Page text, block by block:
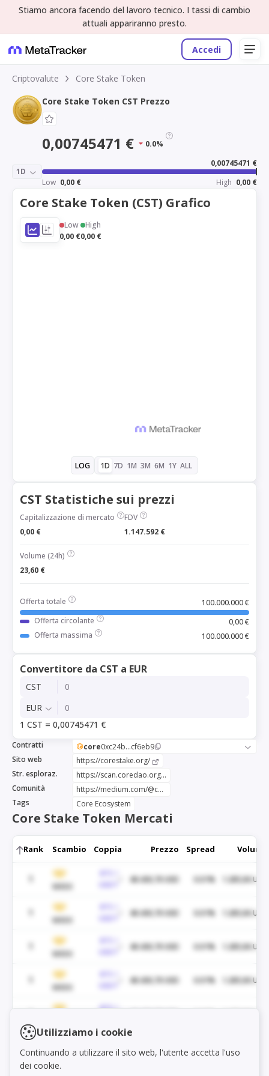
Stiamo ancora facendo del lavoro tecnico. I tassi di cambio
attuali appariranno presto.
Accedi
Utilizziamo i cookie
Continuando a utilizzare il sito web, l'utente accetta l'uso
dei cookie.
Criptovalute
Core Stake Token
Core Stake Token CST Prezzo
0,00745471 € 0.0%
1D
0,00745471 €
Low 0,00 € High 0,00 €
Core Stake Token (CST) Grafico
Low
0,00 €
High
0,00 €
LOG 1D 7D 1M 3M 6M 1Y ALL
CST Statistiche sui prezzi
Capitalizzazione di mercato
0,00 €
FDV
1.147.592 €
Volume (24h)
23,60 €
Offerta totale
100.000.000 €
Offerta circolante
0,00 €
Offerta massima
100.000.000 €
Convertitore da CST a EUR
CST
EUR
1 CST = 0,00745471 €
Contratti core0xc24b...cf6eb9
Sito web
https://corestake.org/
Str. esploraz.
https://scan.coredao.org/token/0xc24b642357d7dd1bbe33f3d8aa0101dfa2cf6eb9
Comunità
https://medium.com/@coredaostake
Tags
Core Ecosystem
Core Stake Token Mercati
Rank Scambio Coppia Prezzo Spread Volume
WEEX
48.430,70 USD 0.01% 1.285,06 USD
WEEX
48.430,70 USD 0.01% 1.285,06 USD
WEEX
48.430,70 USD 0.01% 1.285,06 USD
WEEX
48.430,70 USD 0.01% 1.285,06 USD
BTC /
WEEX
USDT
48.430,70 USD 0.01% 1.285,06 USD